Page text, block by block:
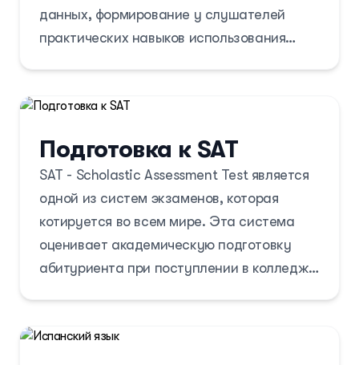
данных, формирование у слушателей
практических навыков использования
Подготовка к SAT
SAT - Scholastic Assessment Test является
одной из систем экзаменов, которая
котируется во всем мире. Эта система
оценивает академическую подготовку
абитуриента при поступлении в колледж.
кандидатов. Прохождение теста является